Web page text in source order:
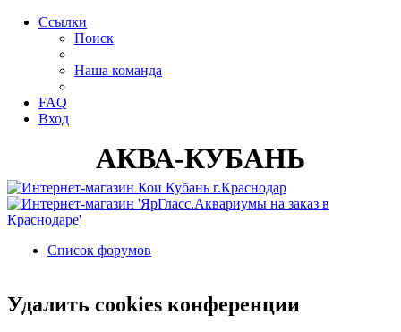
Ссылки
Поиск
Наша команда
FAQ
Вход
АКВА-КУБАНЬ
Список форумов
Удалить cookies конференции